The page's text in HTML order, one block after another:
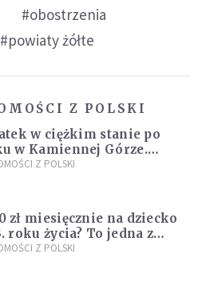
#obostrzenia
#powiaty żółte
Z POLSKI
w ciężkim stanie po
w Kamiennej Górze.
zatrzymała dwóch
Z POLSKI
zł miesięcznie na dziecko
roku życia? To jedna z
programu "Rozwój
Z POLSKI